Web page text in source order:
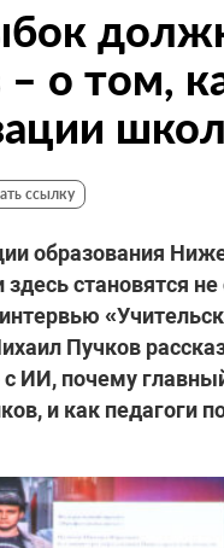
о том,
ссылку
образования
здесь становятся
Пучков
с ИИ, почему
и как педагоги